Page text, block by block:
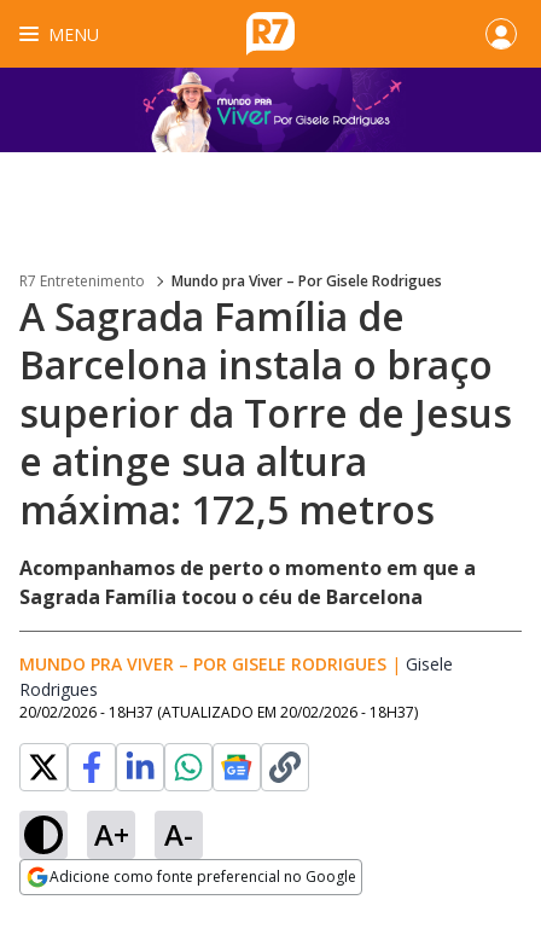
MENU
R7 Entretenimento Mundo pra Viver – Por Gisele Rodrigues
A Sagrada Família de
Barcelona instala o braço
superior da Torre de Jesus
e atinge sua altura
máxima: 172,5 metros
Acompanhamos de perto o momento em que a
Sagrada Família tocou o céu de Barcelona
MUNDO PRA VIVER – POR GISELE RODRIGUES | Gisele
Rodrigues
20/02/2026 - 18H37 (ATUALIZADO EM 20/02/2026 - 18H37)
A+ A-
Adicione como fonte preferencial no Google